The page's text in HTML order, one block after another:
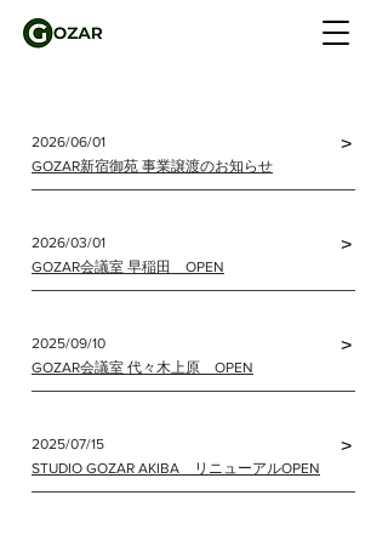
2026/06/01 >
GOZAR新宿御苑 事業譲渡のお知らせ
2026/03/01 >
GOZAR会議室 早稲田 OPEN
2025/09/10 >
GOZAR会議室 代々木上原 OPEN
2025/07/15 >
​STUDIO GOZAR AKIBA リニューアルOPEN